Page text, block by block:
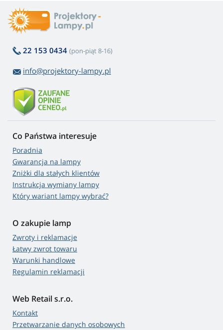
22 153 0434 (pon-piąt 8-16)
info@projektory-lampy.pl
Co Państwa interesuje
Poradnia
Gwarancja na lampy
Zniżki dla stałych klientów
Instrukcja wymiany lampy
Który wariant lampy wybrać?
O zakupie lamp
Zwroty i reklamacje
Łatwy zwrot towaru
Warunki handlowe
Regulamin reklamacji
Web Retail s.r.o.
Kontakt
Przetwarzanie danych osobowych